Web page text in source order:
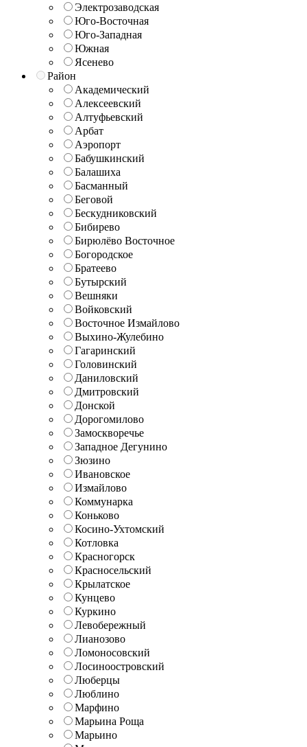
Электрозаводская
Юго-Восточная
Юго-Западная
Южная
Ясенево
Район
Академический
Алексеевский
Алтуфьевский
Арбат
Аэропорт
Бабушкинский
Балашиха
Басманный
Беговой
Бескудниковский
Бибирево
Бирюлёво Восточное
Богородское
Братеево
Бутырский
Вешняки
Войковский
Восточное Измайлово
Выхино-Жулебино
Гагаринский
Головинский
Даниловский
Дмитровский
Донской
Дорогомилово
Замоскворечье
Западное Дегунино
Зюзино
Ивановское
Измайлово
Коммунарка
Коньково
Косино-Ухтомский
Котловка
Красногорск
Красносельский
Крылатское
Кунцево
Куркино
Левобережный
Лианозово
Ломоносовский
Лосиноостровский
Люберцы
Люблино
Марфино
Марьина Роща
Марьино